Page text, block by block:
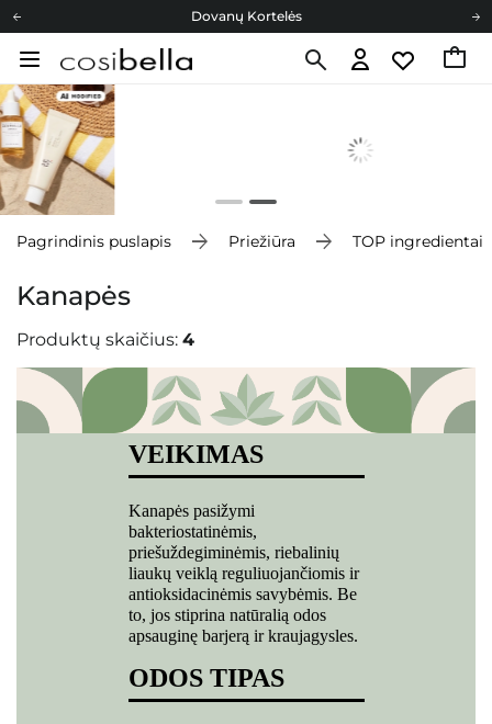
Dovanų Kortelės
Cosibella lojalumo programa
Pagrindinis puslapis Priežiūra TOP ingredientai
Kanapės
Produktų skaičius: 4
VEIKIMAS
Kanapės pasižymi
bakteriostatinėmis,
priešuždegiminėmis, riebalinių
liaukų veiklą reguliuojančiomis ir
antioksidacinėmis savybėmis. Be
to, jos stiprina natūralią odos
apsauginę barjerą ir kraujagysles.
ODOS TIPAS